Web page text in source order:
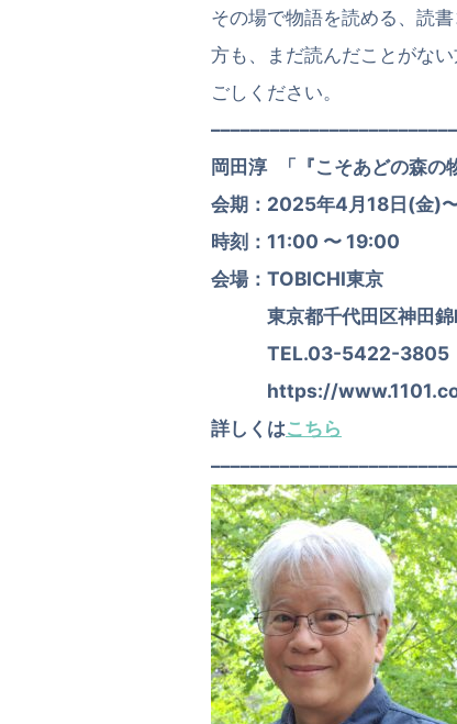
その場で物語を読める、読
方も、まだ読んだことがな
ごしください。
岡田淳 「『こそあどの森の
会期：2025年4月18日(金)
時刻：11:00 〜 19:00
会場：TOBICHI東京
東京都千代田区神田錦
TEL.03-5422-3805
https://
詳しくはこちら